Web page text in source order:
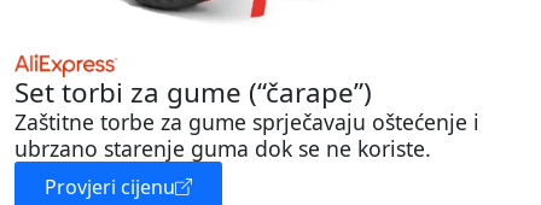
Set torbi za gume (“čarape”)
Zaštitne torbe za gume sprječavaju oštećenje i
ubrzano starenje guma dok se ne koriste.
Provjeri cijenu